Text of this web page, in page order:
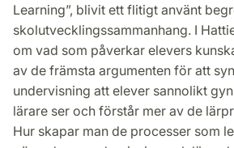
Learning”, blivit ett flitigt använt
skolutvecklingssammanhang. I
om vad som påverkar elevers
av de främsta argumenten för att
undervisning att elever sannolikt
lärare ser och förstår mer av de
Hur skapar man de processer som